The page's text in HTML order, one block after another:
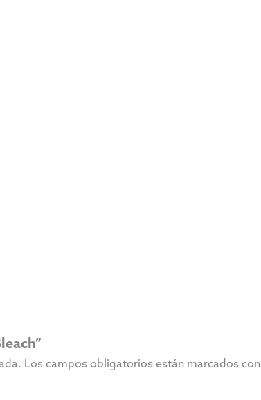
Los campos obligatorios están marcados con